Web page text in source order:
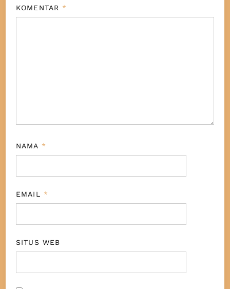
KOMENTAR *
NAMA *
EMAIL *
SITUS WEB